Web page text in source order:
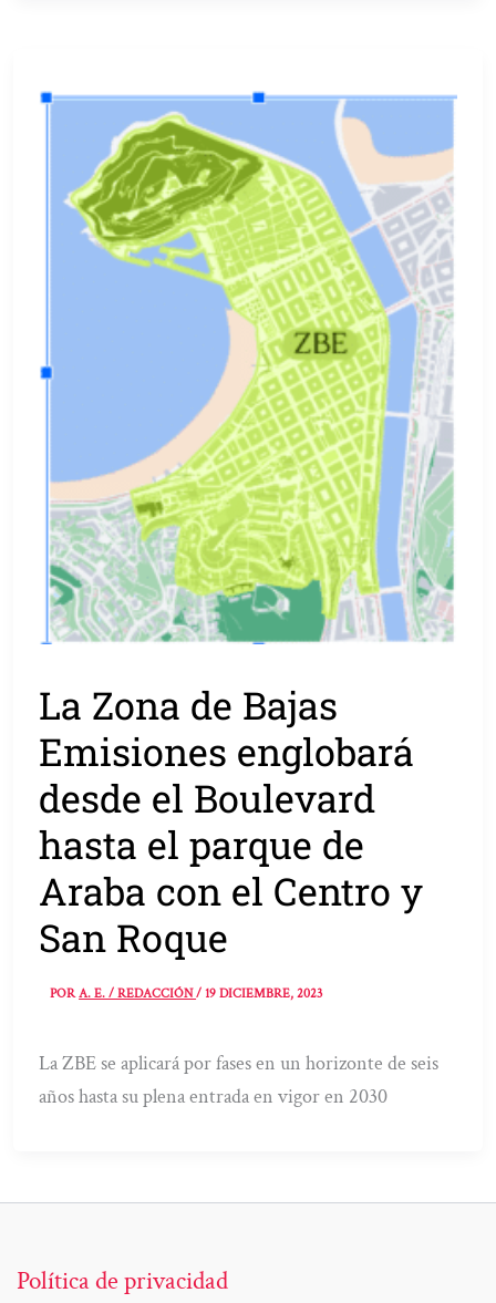
La Zona de Bajas
Emisiones englobará
desde el Boulevard
hasta el parque de
Araba con el Centro y
San Roque
PORA. E. / REDACCIÓN/19 DICIEMBRE, 2023
La ZBE se aplicará por fases en un horizonte de seis
años hasta su plena entrada en vigor en 2030
Política de privacidad